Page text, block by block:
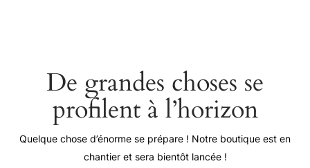
De grandes choses se
profilent à l’horizon
Quelque chose d’énorme se prépare ! Notre boutique est en
chantier et sera bientôt lancée !